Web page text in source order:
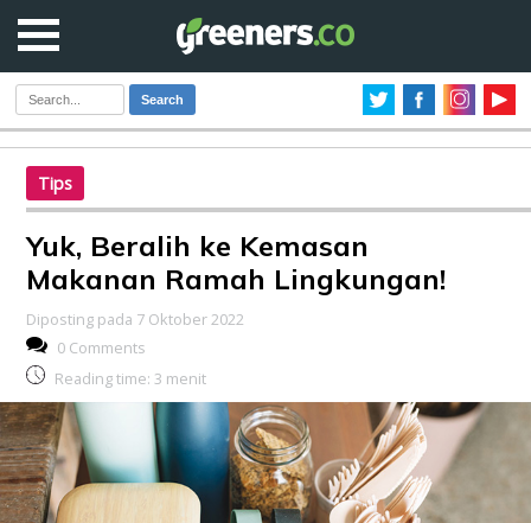
Search
Tips
Yuk, Beralih ke Kemasan
Makanan Ramah Lingkungan!
Diposting pada 7 Oktober 2022
0 Comments
Reading time: 3 menit